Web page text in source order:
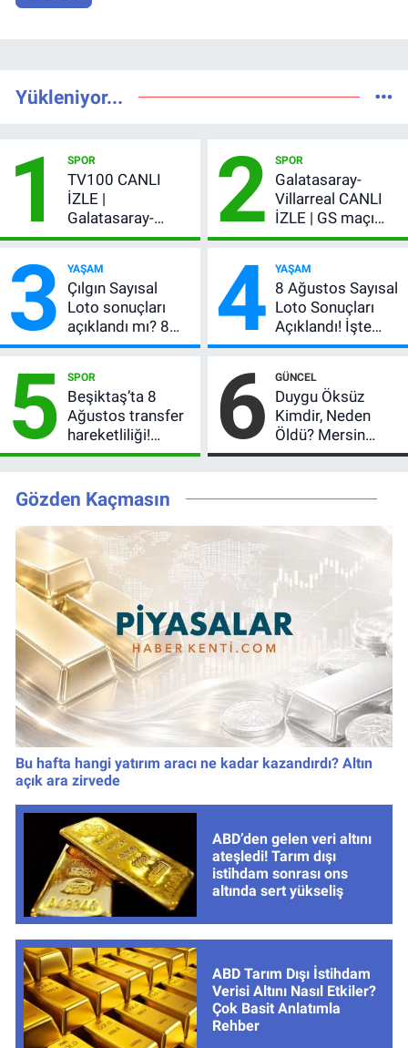
Yükleniyor...
1 SPOR
TV100 CANLI
İZLE |
Galatasaray-
Villarreal maçı
şifresiz canlı yayın
2 SPOR
Galatasaray-
Villarreal CANLI
İZLE | GS maçı
hangi kanalda,
3 YAŞAM
Çılgın Sayısal
Loto sonuçları
açıklandı mı? 8
Ağustos 2026
numaralar
4 YAŞAM
8 Ağustos Sayısal
Loto Sonuçları
Açıklandı! İşte
Kazandıran 6
5 SPOR
Beşiktaş’ta 8
Ağustos transfer
hareketliliği!
Yönetim 5 bölge
bastı
6 GÜNCEL
Duygu Öksüz
Kimdir, Neden
Öldü? Mersin
Basınının Acı
Gözden Kaçmasın
Bu hafta hangi yatırım aracı ne kadar kazandırdı? Altın
açık ara zirvede
ABD’den gelen veri altını
ateşledi! Tarım dışı
istihdam sonrası ons
altında sert yükseliş
ABD Tarım Dışı İstihdam
Verisi Altını Nasıl Etkiler?
Çok Basit Anlatımla
Rehber